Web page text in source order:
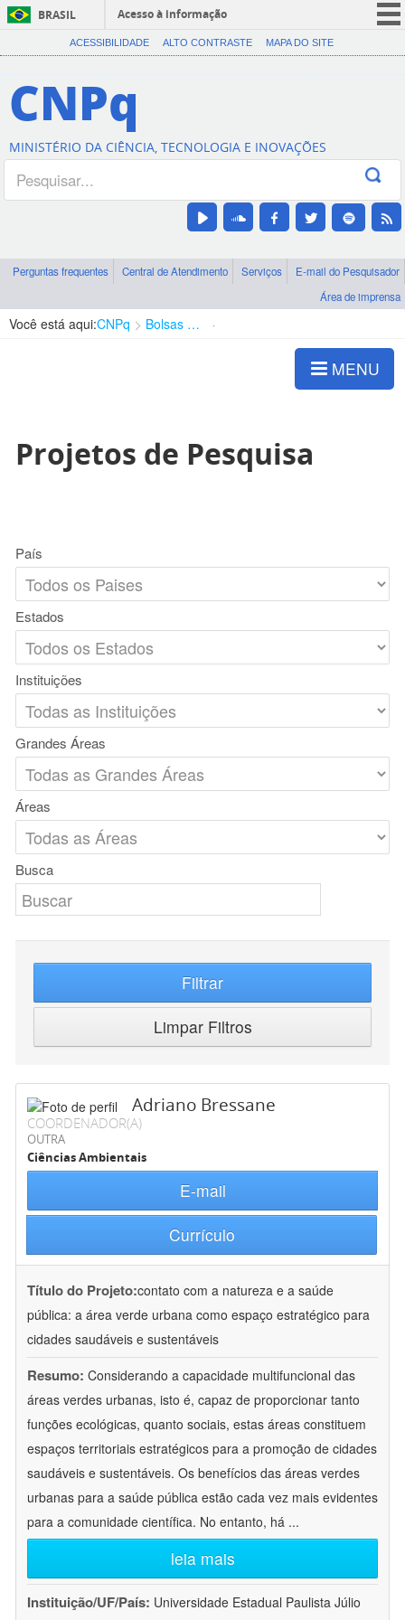
BRASIL
Acesso à informação
CORONAVÍRUS (COVID-19)
Canais
ACESSIBILIDADE ALTO CONTRASTE MAPA DO SITE
CNPq
MINISTÉRIO DA CIÊNCIA, TECNOLOGIA E INOVAÇÕES
Perguntas frequentes Central de Atendimento Serviços
E-mail do Pesquisador
Área de imprensa
Você está aqui:CNPq Bolsas e Auxílios Vigentes
MENU
Projetos de Pesquisa
País
Estados
Instituições
Grandes Áreas
Áreas
Busca
Filtrar
Limpar Filtros
Adriano Bressane
COORDENADOR(A)
OUTRA
Ciências Ambientais
E-mail
Currículo
Título do Projeto:contato com a natureza e a saúde
pública: a área verde urbana como espaço estratégico para
cidades saudáveis e sustentáveis
Resumo: Considerando a capacidade multifuncional das
áreas verdes urbanas, isto é, capaz de proporcionar tanto
funções ecológicas, quanto sociais, estas áreas constituem
espaços territoriais estratégicos para a promoção de cidades
saudáveis e sustentáveis. Os benefícios das áreas verdes
urbanas para a saúde pública estão cada vez mais evidentes
para a comunidade científica. No entanto, há ...
leia mais
Instituição/UF/País: Universidade Estadual Paulista Júlio